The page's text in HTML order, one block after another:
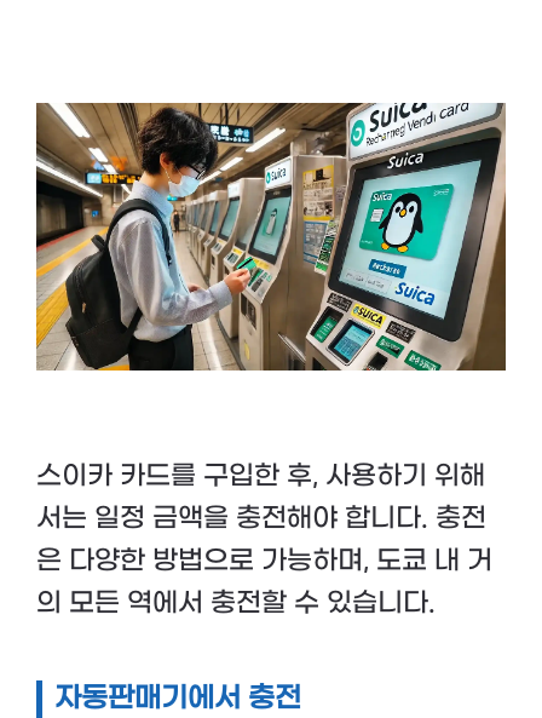
스이카 카드를 구입한 후, 사용하기 위해
서는 일정 금액을 충전해야 합니다. 충전
은 다양한 방법으로 가능하며, 도쿄 내 거
의 모든 역에서 충전할 수 있습니다.
자동판매기에서 충전